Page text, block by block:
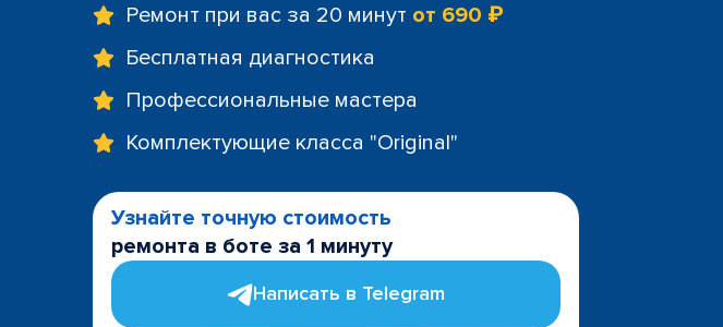
Ремонт при вас за 20 минут от 690 ₽
Бесплатная диагностика
Профессиональные мастера
Комплектующие класса "Original"
Узнайте точную стоимость
ремонта в боте за 1 минуту
Написать в Telegram